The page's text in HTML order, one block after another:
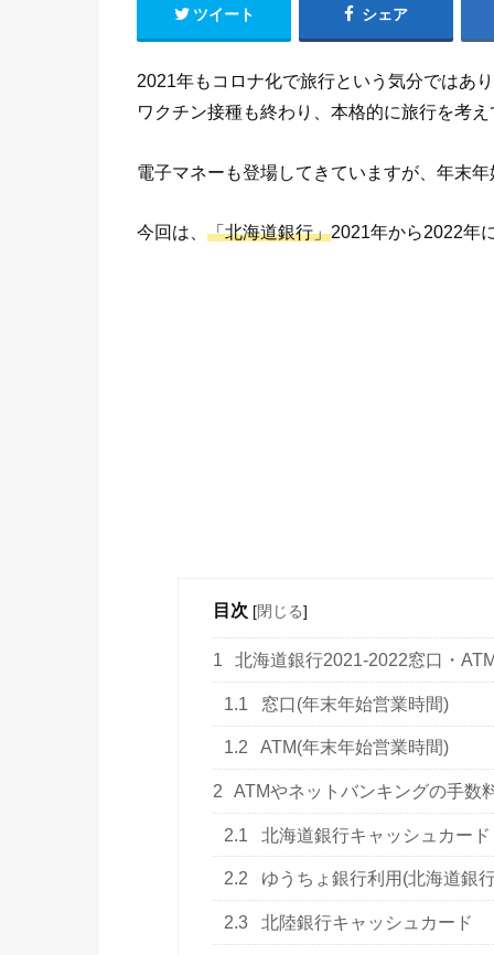
ツイート シェア
2021年もコロナ化で旅行という気分ではあ
ワクチン接種も終わり、本格的に旅行を考
電子マネーも登場してきていますが、年末
今回は、 「北海道銀行」2021年から2022年
目次 [閉じる]
1 北海道銀行2021-2022窓口・
1.1 窓口(年末年始営業時間)
1.2 ATM(年末年始営業時間)
2 ATMやネットバンキングの手数
2.1 北海道銀行キャッシュカード
2.2 ゆうちょ銀行利用(北海道銀
2.3 北陸銀行キャッシュカード